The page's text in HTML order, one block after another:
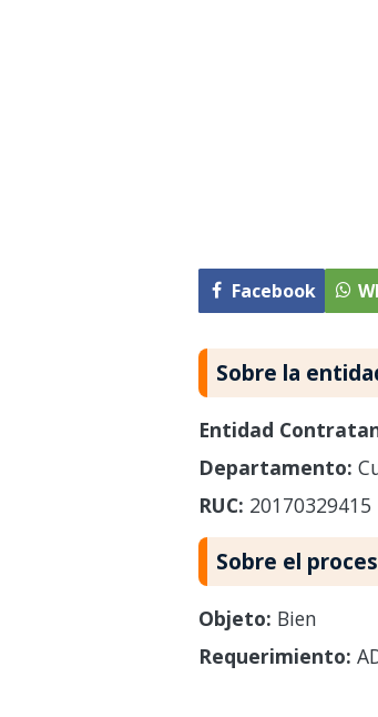
Facebook
Sobre la
Entidad
Departamento:
RUC: 20170329415
Sobre el
Objeto: Bien
Requerimiento: